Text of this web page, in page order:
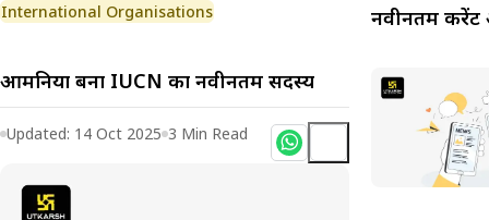
International Organisations
आर्मेनिया बना IUCN का नवीनतम सदस्य
Updated: 14 Oct 2025 3 Min Read
नवीनतम करेंट